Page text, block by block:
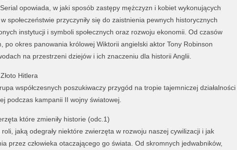
opowiada, w jaki sposób zastępy mężczyzn i kobiet wykonujących
społeczeństwie przyczyniły się do zaistnienia pewnych historycznych
instytucji i symboli społecznych oraz rozwoju ekonomii. Od czasów
po okres panowania królowej Wiktorii angielski aktor Tony Robinson
na przestrzeni dziejów i ich znaczeniu dla historii Anglii.
Hitlera
współczesnych poszukiwaczy przygód na tropie tajemniczej działalności
podczas kampanii II wojny światowej.
które zmieniły historie (odc.1)
jaką odegrały niektóre zwierzęta w rozwoju naszej cywilizacji i jak
przez człowieka otaczającego go świata. Od skromnych jedwabników,